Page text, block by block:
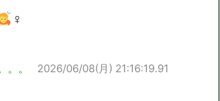
‍♀
。。 2026/06/08(月) 21:16:19.91